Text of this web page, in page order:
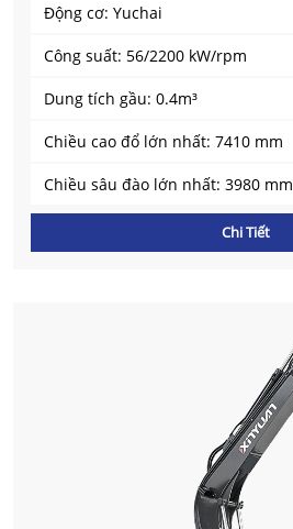
Động cơ: Yuchai
Công suất: 56/2200 kW/rpm
Dung tích gầu: 0.4m³
Chiều cao đổ lớn nhất: 7410 mm
Chiều sâu đào lớn nhất: 3980 mm
Chi Tiết